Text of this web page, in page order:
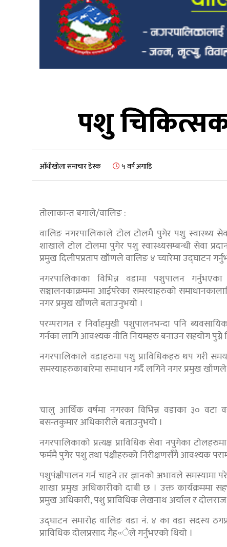
पशु
आँधीखोला समाचार डेस्क ५ वर्ष अगाडि
तोलाकान्त बगाले/वालिङ :
वालिङ नगरपालिकाले टोल टोलमै पुगेर पशु स्वास्थ्य
शाखाले टोल टोलमा पुगेर पशु स्वास्थ्यसम्बन्धी सेवा
प्रमुख दिलीपप्रताप खाँणले वालिङ ४ च्यारेमा उद्घाटन
नगरपालिकाका विभिन्न वडामा पशुपालन
सञ्चालनकाक्रममा आईपरेका समस्याहरुको
नगर प्रमुख खाँणले बताउनुभयो ।
परम्परागत र निर्वाहमुखी पशुपालनभन्दा पनि
गर्नका लागि आवश्यक नीति नियमहरु बनाउन सहयोग पुग्ने
नगरपालिकाले वडाहरुमा पशु प्राविधिकहरु थप गरी
समस्याहरुकाबारेमा समाधान गर्दै लगिने नगर प्रमुख
चालु आर्थिक वर्षमा नगरका विभिन्न वडाका ३०
बसन्तकुमार अधिकारीले बताउनुभयो ।
नगरपालिकाको प्रत्यक्ष प्राविधिक सेवा नपुगेका
फर्ममै पुगेर पशु तथा पंक्षीहरुको निरीक्षणसँगै आवश्यक
पशुपंक्षीपालन गर्न चाहने तर ज्ञानको अभावले
शाखा प्रमुख अधिकारीको दाबी छ । उक्त कार्यक्रममा
प्रमुख अधिकारी, पशु प्राविधिक लेखनाथ अर्याल र
उद्घाटन समारोह वालिङ वडा नं. ४ का वडा सदस्य
प्राविधिक दोलप्रसाद गैह«ेले गर्नुभएको थियो ।